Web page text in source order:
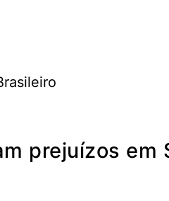
prejuízos em